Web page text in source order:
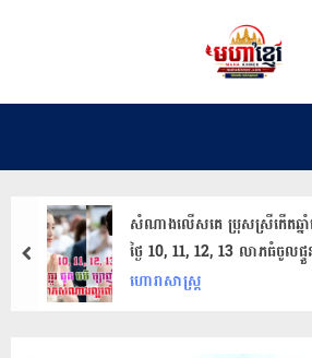
a
m
e
ខ្មែរ
សំណាងលើសគេ ប្រុសស្រីកើតឆ្នាំរ
ថ្ងៃ​ 10,​ 11, 12, 13 ​លាភធំចូលផ្
ហោរាសាស្ត្រ
prev